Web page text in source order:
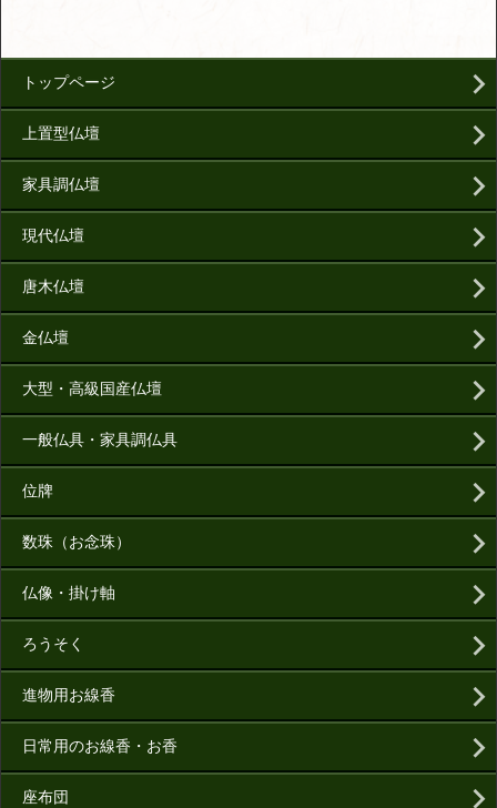
トップページ
上置型仏壇
家具調仏壇
現代仏壇
唐木仏壇
金仏壇
大型・高級国産仏壇
一般仏具・家具調仏具
位牌
数珠（お念珠）
仏像・掛け軸
ろうそく
進物用お線香
日常用のお線香・お香
座布団